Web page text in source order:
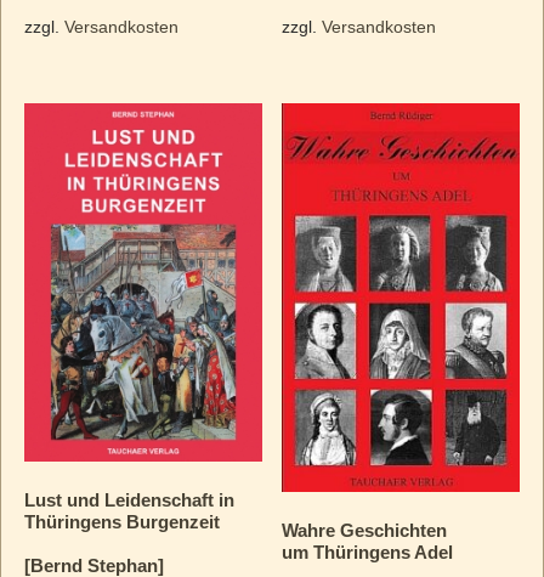
zzgl. Versandkosten zzgl.Versandkosten
Lust und Leidenschaft in
Thüringens Burgenzeit
[Bernd Stephan]
Wahre Geschichten
um Thüringens Adel